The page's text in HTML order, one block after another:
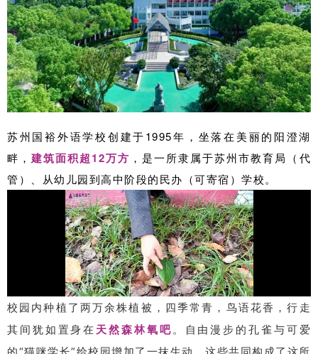
苏州国裕外语学校创建于1995年，坐落在美丽的阳澄湖
畔，建筑面积超12万方 ，是一所隶属于苏州市教育局（代
管）、从幼儿园到高中阶段的民办（可寄宿）学校。
校园内种植了两万余株植被，四季常青，鸟语花香，行走
其间犹如置身在 天然森林氧吧。自由漫步的孔雀与可爱